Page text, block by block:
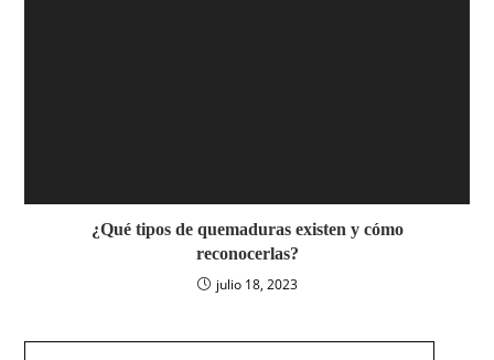
¿Qué tipos de quemaduras existen y cómo
reconocerlas?
julio 18, 2023